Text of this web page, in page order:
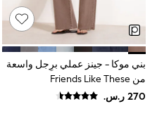
Nightwear & Pyjamas
Occasionwear
Pants & Leggings
Schoolwear
Sets & Outfits
Shirts & Blouses
Shorts & Skirts
بني موكا - جينز عملي برِجل واسعة
من Friends Like These